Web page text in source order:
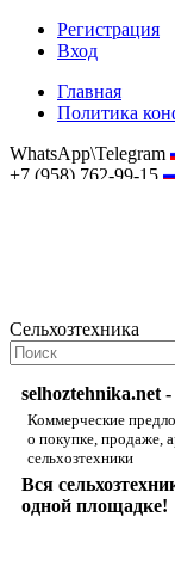
Регистрация
Вход
Главная
Политика
WhatsApp\Telegram
+7 (958) 762-99-15
Сельхозтехника
selhoztehnika.net -
Коммерческие
о покупке, продаже,
сельхозтехники
Вся
одной площадке!